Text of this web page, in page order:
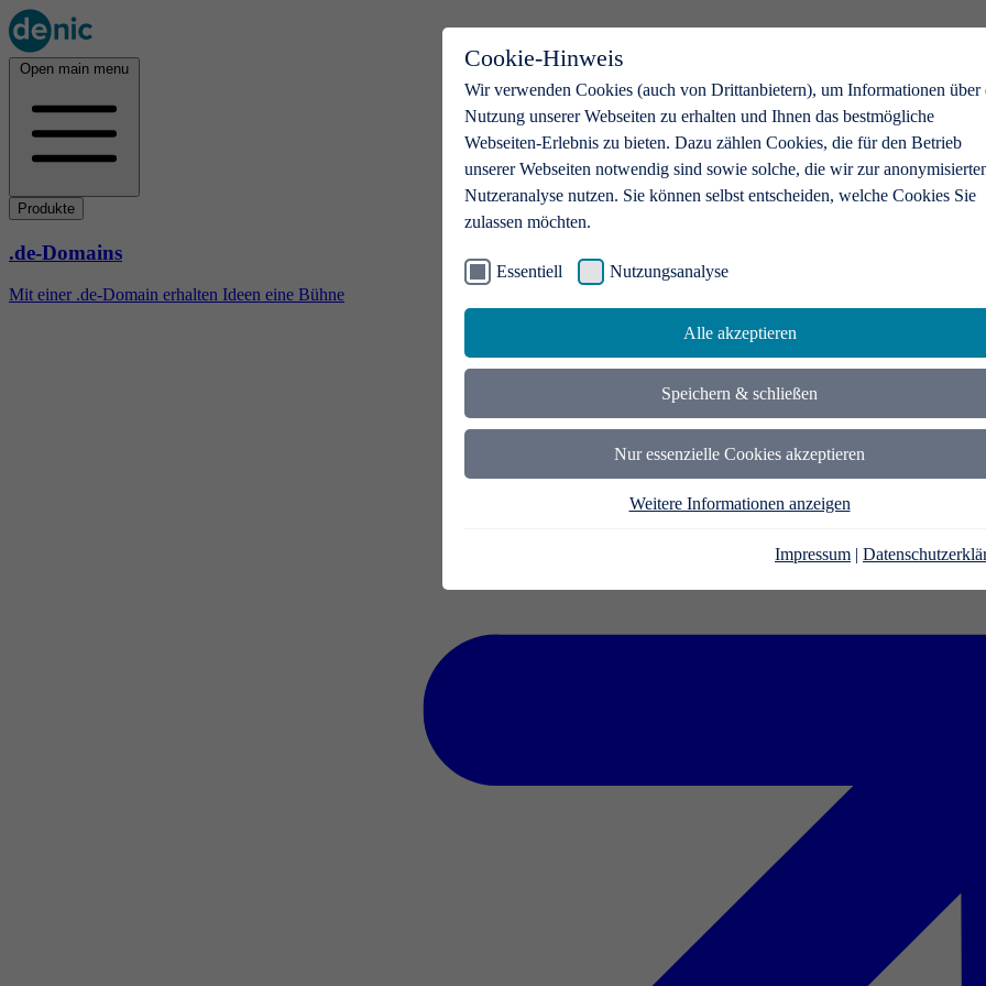
Cookie-Hinweis
Wir verwenden Cookies (auch von Drittanbietern), um Informationen über
Nutzung unserer Webseiten zu erhalten und Ihnen das bestmögliche
Webseiten-Erlebnis zu bieten. Dazu zählen Cookies, die für den Betrieb
unserer Webseiten notwendig sind sowie solche, die wir zur
Nutzeranalyse nutzen. Sie können selbst entscheiden, welche Cookies Sie
zulassen möchten.
Essentiell Nutzungsanalyse
Alle akzeptieren
Speichern & schließen
Nur essenzielle Cookies akzeptieren
Weitere Informationen anzeigen
Impressum |
Open main menu
Produkte
.de-Domains
Mit einer .de-Domain erhalten Ideen eine Bühne